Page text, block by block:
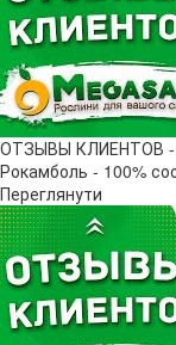
ОТЗЫВЫ КЛИЕНТОВ -
Рокамболь - 100%
Переглянути